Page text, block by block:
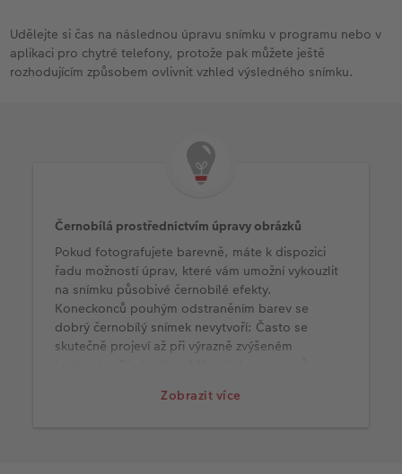
Udělejte si čas na následnou úpravu snímku v programu nebo v
aplikaci pro chytré telefony, protože pak můžete ještě
rozhodujícím způsobem ovlivnit vzhled výsledného snímku.
Zobrazit více
Černobílá prostřednictvím úpravy obrázků
Pokud fotografujete barevně, máte k dispozici
řadu možností úprav, které vám umožní vykouzlit
na snímku působivé černobílé efekty.
Koneckonců pouhým odstraněním barev se
dobrý černobílý snímek nevytvoří: Často se
skutečně projeví až při výrazně zvýšeném
telefony vám pomohou najít ten správný vzhled.